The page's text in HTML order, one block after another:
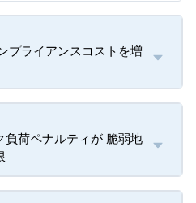
プライアンスコストを増
負荷ペナルティが 脆弱地